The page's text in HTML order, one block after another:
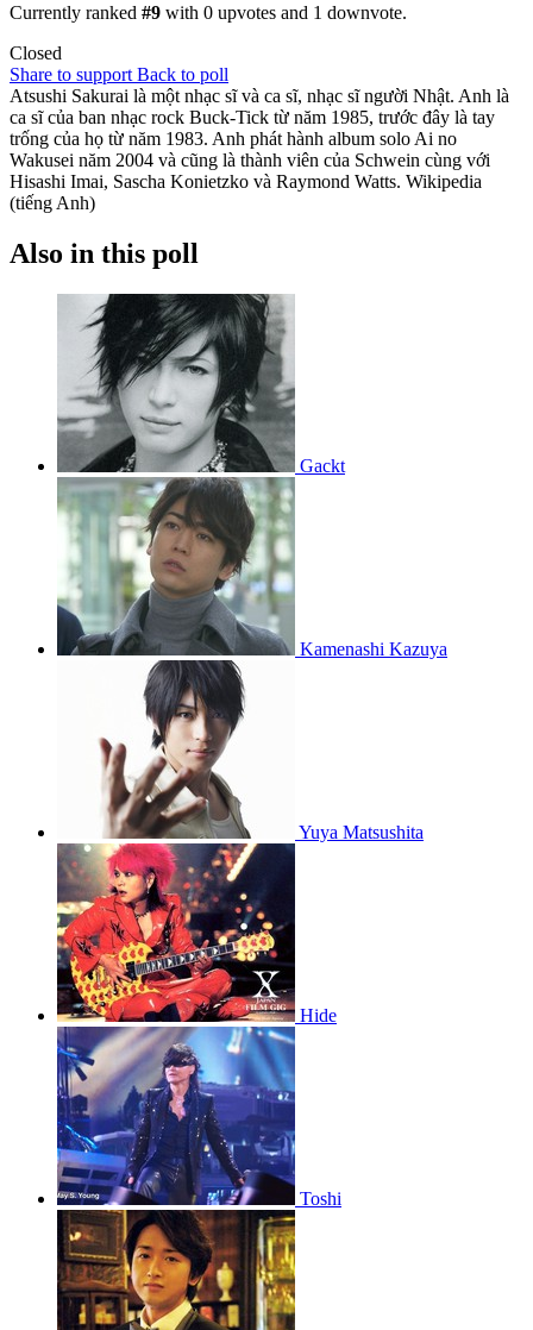
Currently ranked #9 with 0 upvotes and 1 downvote.
Closed
Share to support Back to poll
Atsushi Sakurai là một nhạc sĩ và ca sĩ, nhạc sĩ người Nhật. Anh là
ca sĩ của ban nhạc rock Buck-Tick từ năm 1985, trước đây là tay
trống của họ từ năm 1983. Anh phát hành album solo Ai no
Wakusei năm 2004 và cũng là thành viên của Schwein cùng với
Hisashi Imai, Sascha Konietzko và Raymond Watts. Wikipedia
(tiếng Anh)
Also in this poll
Gackt
Kamenashi Kazuya
Yuya Matsushita
Hide
Toshi